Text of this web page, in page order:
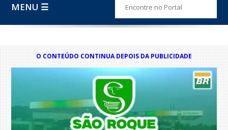
MENU ☰
O CONTEÚDO CONTINUA DEPOIS DA PUBLICIDADE